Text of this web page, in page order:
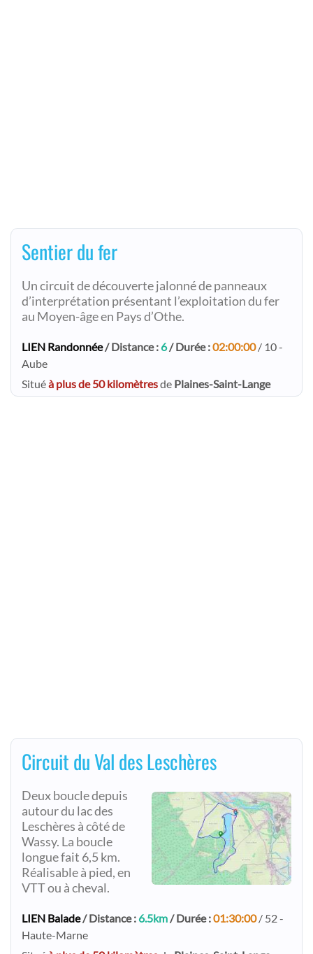
Sentier du fer
Un circuit de découverte jalonné de panneaux
d’interprétation présentant l’exploitation du fer
au Moyen-âge en Pays d’Othe.
LIEN Randonnée/ Distance : 6/ Durée :02:00:00/ 10 -
Aube
Situéà plus de 50 kilomètresde Plaines-Saint-Lange
Circuit du Val des Leschères
Deux boucle depuis
autour du lac des
Leschères à côté de
Wassy. La boucle
longue fait 6,5 km.
Réalisable à pied, en
VTT ou à cheval.
LIEN Balade/ Distance : 6.5km/ Durée :01:30:00/ 52 -
Haute-Marne